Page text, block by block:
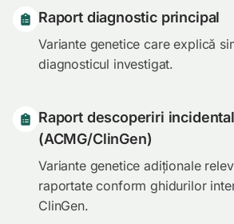
Raport diagnostic principal
Variante genetice care explică
diagnosticul investigat.
Raport descoperiri
(ACMG/ClinGen)
Variante genetice adiționale
raportate conform ghidurilor
ClinGen.